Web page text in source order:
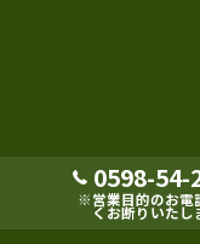
0598-54-
※営業目的のお電
くお断りいたし